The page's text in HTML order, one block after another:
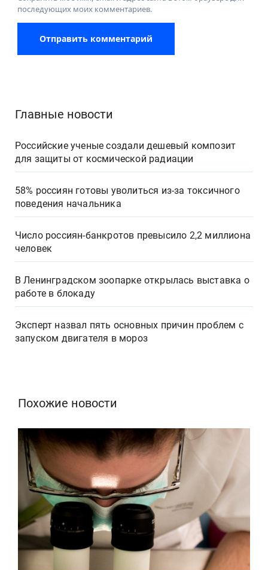
последующих моих комментариев.
Главные новости
Российские ученые создали дешевый композит
для защиты от космической радиации
58% россиян готовы уволиться из-за токсичного
поведения начальника
Число россиян-банкротов превысило 2,2 миллиона
человек
В Ленинградском зоопарке открылась выставка о
работе в блокаду
Эксперт назвал пять основных причин проблем с
запуском двигателя в мороз
Похожие новости